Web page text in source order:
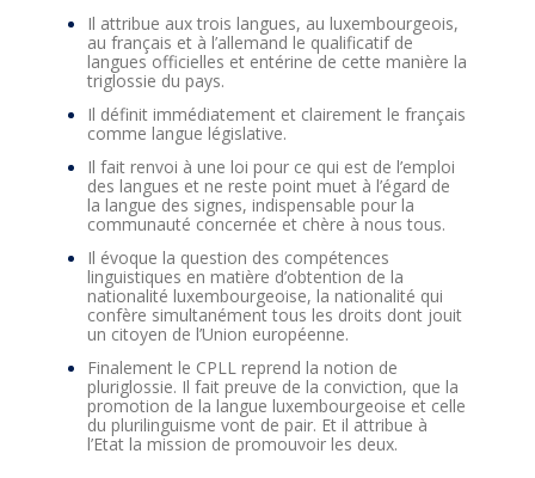
Il attribue aux trois langues, au luxembourgeois,
au français et à l’allemand le qualificatif de
langues officielles et entérine de cette manière la
triglossie du pays.
Il définit immédiatement et clairement le français
comme langue législative.
Il fait renvoi à une loi pour ce qui est de l’emploi
des langues et ne reste point muet à l’égard de
la langue des signes, indispensable pour la
communauté concernée et chère à nous tous.
Il évoque la question des compétences
linguistiques en matière d’obtention de la
nationalité luxembourgeoise, la nationalité qui
confère simultanément tous les droits dont jouit
un citoyen de l’Union européenne.
Finalement le CPLL reprend la notion de
pluriglossie. Il fait preuve de la conviction, que la
promotion de la langue luxembourgeoise et celle
du plurilinguisme vont de pair. Et il attribue à
l’Etat la mission de promouvoir les deux.